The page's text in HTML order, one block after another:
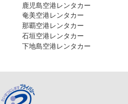
鹿児島空港レンタカー
奄美空港レンタカー
那覇空港レンタカー
石垣空港レンタカー
下地島空港レンタカー